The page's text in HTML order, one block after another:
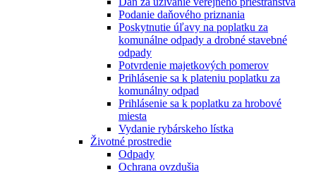
Podanie daňového priznania
Poskytnutie úľavy na poplatku za
komunálne odpady a drobné stavebné
odpady
Potvrdenie majetkových pomerov
Prihlásenie sa k plateniu poplatku za
komunálny odpad
Prihlásenie sa k poplatku za hrobové
miesta
Vydanie rybárskeho lístka
Životné prostredie
Odpady
Ochrana ovzdušia